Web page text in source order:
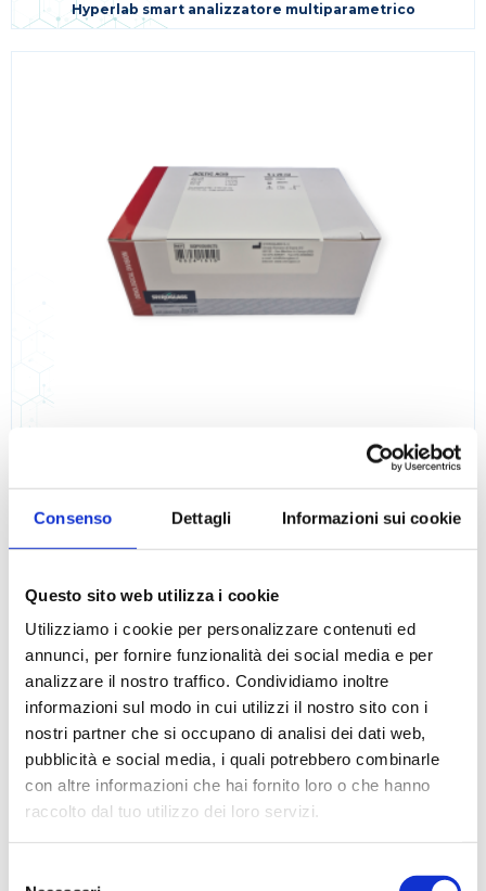
Consenso Dettagli Informazioni sui cookie
Questo sito web utilizza i cookie
Utilizziamo i cookie per personalizzare contenuti ed
annunci, per fornire funzionalità dei social media e per
analizzare il nostro traffico. Condividiamo inoltre
informazioni sul modo in cui utilizzi il nostro sito con i
nostri partner che si occupano di analisi dei dati web,
pubblicità e social media, i quali potrebbero combinarle
con altre informazioni che hai fornito loro o che hanno
raccolto dal tuo utilizzo dei loro servizi.
Hyperlab smart analizzatore multiparametrico